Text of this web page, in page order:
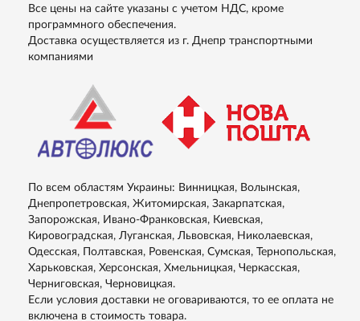
Все цены на сайте указаны с учетом НДС, кроме
программного обеспечения.
Доставка осуществляется из г. Днепр транспортными
компаниями
По всем областям Украины: Винницкая, Волынская,
Днепропетровская, Житомирская, Закарпатская,
Запорожская, Ивано-Франковская, Киевская,
Кировоградская, Луганская, Львовская, Николаевская,
Одесская, Полтавская, Ровенская, Сумская, Тернопольская,
Харьковская, Херсонская, Хмельницкая, Черкасская,
Черниговская, Черновицкая.
Если условия доставки не оговариваются, то ее оплата не
включена в стоимость товара.